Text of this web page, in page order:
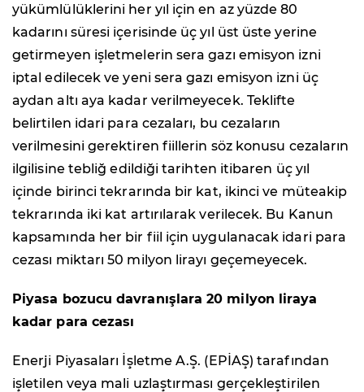
yükümlülüklerini her yıl için en az yüzde 80
kadarını süresi içerisinde üç yıl üst üste yerine
getirmeyen işletmelerin sera gazı emisyon izni
iptal edilecek ve yeni sera gazı emisyon izni üç
aydan altı aya kadar verilmeyecek. Teklifte
belirtilen idari para cezaları, bu cezaların
verilmesini gerektiren fiillerin söz konusu cezaların
ilgilisine tebliğ edildiği tarihten itibaren üç yıl
içinde birinci tekrarında bir kat, ikinci ve müteakip
tekrarında iki kat artırılarak verilecek. Bu Kanun
kapsamında her bir fiil için uygulanacak idari para
cezası miktarı 50 milyon lirayı geçemeyecek.
Piyasa bozucu davranışlara 20 milyon liraya
kadar para cezası
Enerji Piyasaları İşletme A.Ş. (EPİAŞ) tarafından
işletilen veya mali uzlaştırması gerçekleştirilen